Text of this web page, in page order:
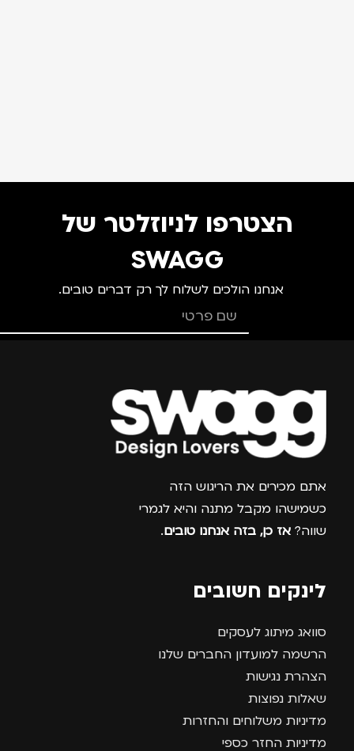
הצטרפו לניוזלטר של
SWAGG
אנחנו הולכים לשלוח לך רק דברים טובים.
צרפו אותי למועדון
אתם מכירים את הריגוש הזה
כשמישהו מקבל מתנה והיא לגמרי
שווה? אז כן, בזה אנחנו טובים.
לינקים חשובים
סוואג מיתוג לעסקים
הרשמה למועדון החברים שלנו
הצהרת נגישות
שאלות נפוצות
מדיניות משלוחים והחזרות
מדיניות החזר כספי